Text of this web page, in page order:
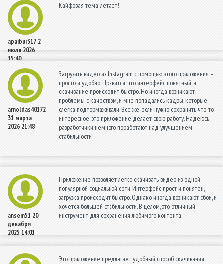
apaibur317 2
июля 2026
15:40
Кайфовая тема, летает!
arnoldas40172
31 марта
2026 21:48
Загрузить видео из Instagram с помощью этого приложения –
просто и удобно. Нравится, что интерфейс понятный, а
скачивание происходит быстро. Но иногда возникают
проблемы с качеством, и мне попадались кадры, которые
слегка подтормаживали. Всё же, если нужно сохранить что-то
интересное, это приложение делает свою работу. Надеюсь,
разработчики немного поработают над улучшением
стабильности!
ansem51 20
декабря
2025 14:01
Приложение позволяет легко скачивать видео из одной
популярной социальной сети. Интерфейс прост и понятен,
загрузка происходит быстро. Однако иногда возникают сбои, и
хочется большей стабильности. В целом, это отличный
инструмент для сохранения любимого контента.
Это приложение предлагает удобный способ скачивания